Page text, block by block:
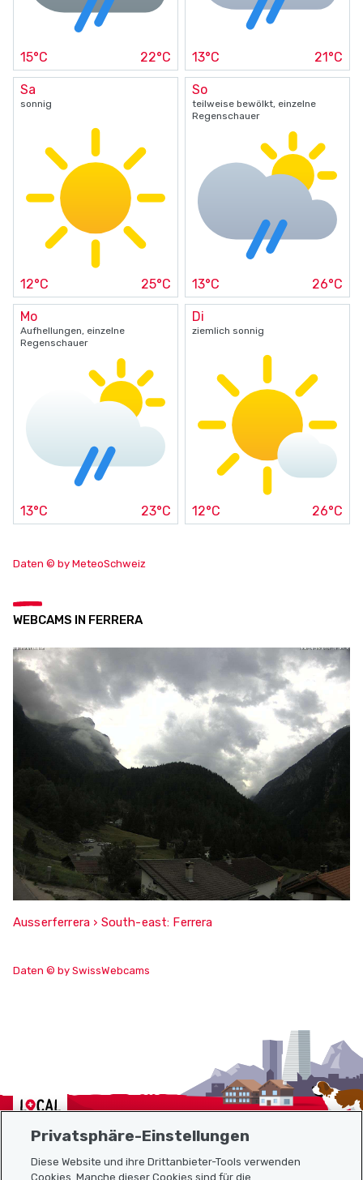
15°C 22°C 13°C 21°C
Sa
sonnig
12°C 25°C
So
teilweise bewölkt, einzelne
Regenschauer
13°C 26°C
Mo
Aufhellungen, einzelne
Regenschauer
13°C 23°C
Di
ziemlich sonnig
12°C 26°C
Daten © by MeteoSchweiz
WEBCAMS IN FERRERA
Ausserferrera › South-east: Ferrera
Daten © by SwissWebcams
Localcities
Privatsphäre-Einstellungen
Diese Website und ihre Drittanbieter-Tools verwenden
Cookies. Manche dieser Cookies sind für die